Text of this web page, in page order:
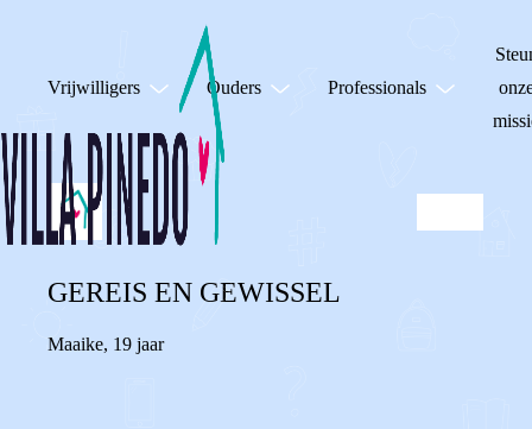
Vrijwilligers Ouders Professionals
GEREIS EN GEWISSEL
Maaike, 19 jaar